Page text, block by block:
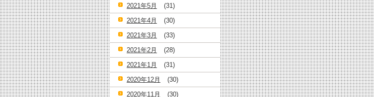
2021年5月
(31)
2021年4月
(30)
2021年3月
(33)
2021年2月
(28)
2021年1月
(31)
2020年12月
(30)
2020年11月
(30)